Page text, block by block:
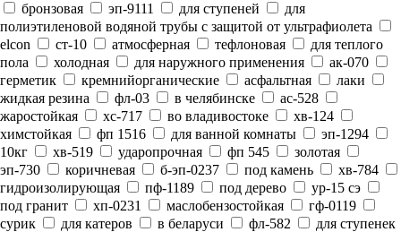
бронзовая
эп-9111 для ступеней
для
полиэтиленовой водяной трубы с защитой от ультрафиолета
elcon
ст-10 атмосферная тефлоновая
для теплого
пола
холодная для наружного применения
ак-070
герметик
кремнийорганические асфальтная
лаки
жидкая резина
фл-03 в челябинске
ас-528
жаростойкая
хс-717 во владивостоке
хв-124
химстойкая
фп 1516 для ванной комнаты
эп-1294
10кг
хв-519 ударопрочная фп 545
золотая
эп-730
коричневая б-эп-0237 под камень
хв-784
гидроизолирующая
пф-1189 под дерево
ур-15 сэ
под гранит
хп-0231 маслобензостойкая
гф-0119
сурик
для катеров в беларуси фл-582
для ступенек